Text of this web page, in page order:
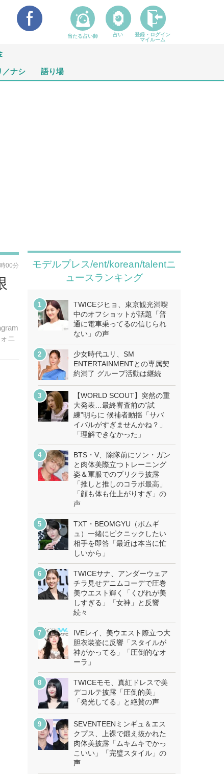
／ナシ 語り場
ニ
00分
モデルプレス/ent/korean/talentニ
ュースランキング
TWICEジヒョ、東京観光満喫
中のオフショットが話題「普
通に電車乗ってるの信じられ
ない」の声
少女時代ユリ、SM
ENTERTAINMENTとの専属契
約満了 グループ活動は継続
【WORLD SCOUT】突然の重
大発表…最終審査前の“試
練”明らに 候補者動揺「サバ
イバルがすぎませんかね？」
「理解できなかった」
BTS・V、除隊前にソン・ガン
と肉体美際立つトレーニング
姿＆軍服でのプリクラ披露
「推しと推しのコラボ最高」
「顔も体も仕上がりすぎ」の
声
TXT・BEOMGYU（ボムギ
ュ）一緒にピクニックしたい
相手を即答「最近は本当に忙
しいから」
TWICEサナ、アンダーウェア
チラ見せデニムコーデで圧巻
美ウエスト輝く「くびれが美
しすぎる」「女神」と反響
続々
IVEレイ、美ウエスト際立つ大
胆衣装姿に反響「スタイルが
神がかってる」「圧倒的なオ
ーラ」
TWICEモモ、真紅ドレスで美
デコルテ披露「圧倒的美」
「発光してる」と絶賛の声
SEVENTEENミンギュ＆エス
クプス、上裸で鍛え抜かれた
肉体美披露「ムキムキでかっ
こいい」「完璧スタイル」の
声
当たる占い師 占い
登録・ログイン
マイルーム